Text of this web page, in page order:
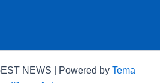
NEWS | Powered by Tema